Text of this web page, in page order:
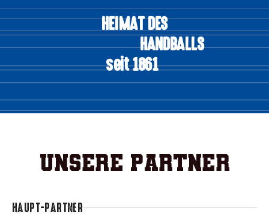
HEIMAT DES
HANDBALLS
seit 1861
Unsere Partner
HAUPT-PARTNER